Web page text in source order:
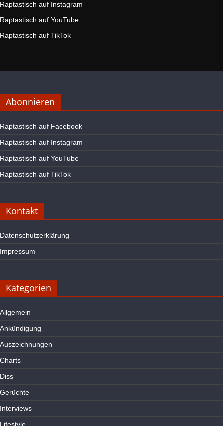
Raptastisch auf Instagram
Raptastisch auf YouTube
Raptastisch auf TikTok
Abonnieren
Raptastisch auf Facebook
Raptastisch auf Instagram
Raptastisch auf YouTube
Raptastisch auf TikTok
Kontakt
Datenschutzerklärung
Impressum
Kategorien
Allgemein
Ankündigung
Auszeichnungen
Charts
Diss
Gerüchte
Interviews
Lifestyle